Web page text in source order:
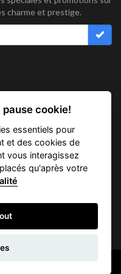
charme et prestige.
#L-215. Aventura.
pause cookie!
essentiels pour
et des cookies de
vous interagissez
qu'après votre